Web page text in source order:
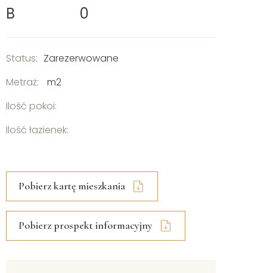
B 0
Status: Zarezerwowane
Metraż:
m2
Ilość pokoi:
Ilość łazienek:
Pobierz kartę mieszkania
Pobierz prospekt informacyjny